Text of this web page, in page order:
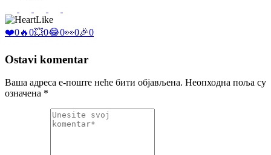
Like
❤️0🔥0💥0😂0👀0🎉0
Ostavi komentar
Ваша адреса е-поште неће бити објављена. Неопходна поља су
означена *